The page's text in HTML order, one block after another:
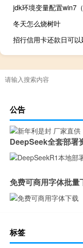
冬天怎么烧树叶
公告
DeepSeek全套部署
免费可商用字体批量
标签